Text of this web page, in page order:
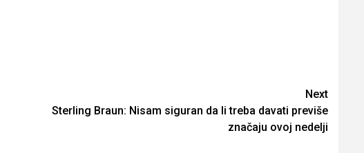
Next
Sterling Braun: Nisam siguran da li treba davati previše
značaju ovoj nedelji